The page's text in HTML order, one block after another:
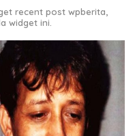
recent post wpberita,
widget ini.